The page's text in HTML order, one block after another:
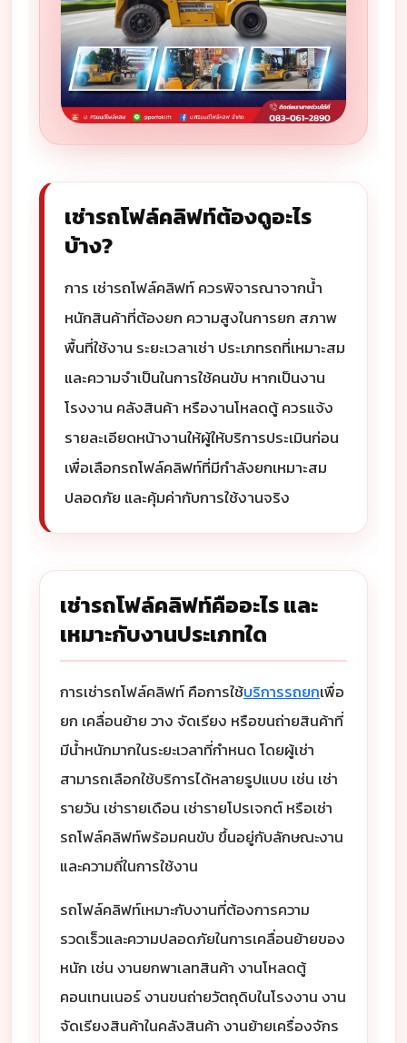
เช่ารถโฟล์คลิฟท์ต้องดูอะไร
บ้าง?
การ เช่ารถโฟล์คลิฟท์ ควรพิจารณาจากน้ำ
หนักสินค้าที่ต้องยก ความสูงในการยก สภาพ
พื้นที่ใช้งาน ระยะเวลาเช่า ประเภทรถที่เหมาะสม
และความจำเป็นในการใช้คนขับ หากเป็นงาน
โรงงาน คลังสินค้า หรืองานโหลดตู้ ควรแจ้ง
รายละเอียดหน้างานให้ผู้ให้บริการประเมินก่อน
เพื่อเลือกรถโฟล์คลิฟท์ที่มีกำลังยกเหมาะสม
ปลอดภัย และคุ้มค่ากับการใช้งานจริง
เช่ารถโฟล์คลิฟท์คืออะไร และ
เหมาะกับงานประเภทใด
การเช่ารถโฟล์คลิฟท์ คือการใช้บริการรถยกเพื่อ
ยก เคลื่อนย้าย วาง จัดเรียง หรือขนถ่ายสินค้าที่
มีน้ำหนักมากในระยะเวลาที่กำหนด โดยผู้เช่า
สามารถเลือกใช้บริการได้หลายรูปแบบ เช่น เช่า
รายวัน เช่ารายเดือน เช่ารายโปรเจกต์ หรือเช่า
รถโฟล์คลิฟท์พร้อมคนขับ ขึ้นอยู่กับลักษณะงาน
และความถี่ในการใช้งาน
รถโฟล์คลิฟท์เหมาะกับงานที่ต้องการความ
รวดเร็วและความปลอดภัยในการเคลื่อนย้ายของ
หนัก เช่น งานยกพาเลทสินค้า งานโหลดตู้
คอนเทนเนอร์ งานขนถ่ายวัตถุดิบในโรงงาน งาน
จัดเรียงสินค้าในคลังสินค้า งานย้ายเครื่องจักร